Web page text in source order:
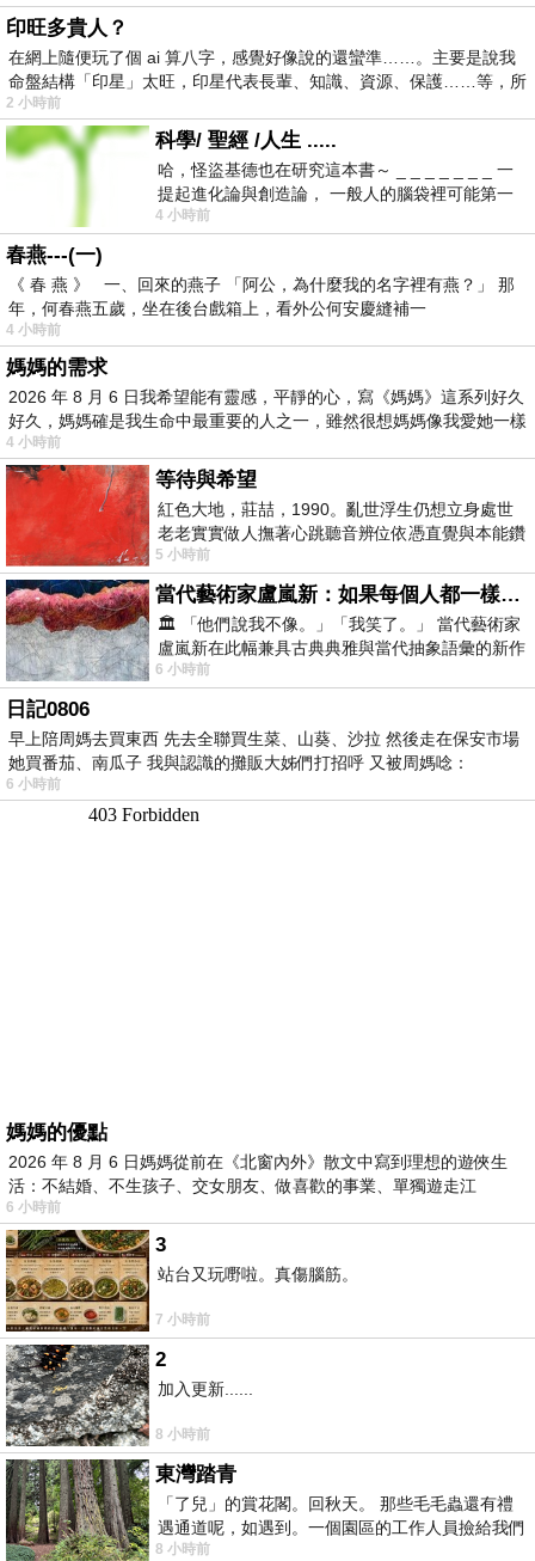
印旺多貴人？
在網上隨便玩了個 ai 算八字，感覺好像說的還蠻準……。主要是說我
命盤結構「印星」太旺，印星代表長輩、知識、資源、保護……等，所
2 小時前
科學/ 聖經 /人生 .....
哈，怪盜基德也在研究這本書～ _ _ _ _ _ _ _ 一
提起進化論與創造論， 一般人的腦袋裡可能第一
時間就有「 進化論很科
4 小時前
春燕---(一)
《 春 燕 》 一、回來的燕子 「阿公，為什麼我的名字裡有燕？」 那
年，何春燕五歲，坐在後台戲箱上，看外公何安慶縫補一
4 小時前
媽媽的需求
2026 年 8 月 6 日我希望能有靈感，平靜的心，寫《媽媽》這系列好久
好久，媽媽確是我生命中最重要的人之一，雖然很想媽媽像我愛她一樣
4 小時前
等待與希望
紅色大地，莊喆，1990。亂世浮生仍想立身處世
老老實實做人撫著心跳聽音辨位依憑直覺與本能鑽
向裂隙的亮處探索另一個心聲另一個共鳴的
5 小時前
當代藝術家盧嵐新：如果每個人都一樣，這世界該有多無聊？
🏛️ 「他們說我不像。」「我笑了。」 當代藝術家
盧嵐新在此幅兼具古典典雅與當代抽象語彙的新作
中，以沈靜的藍色空間為背景，描繪了
6 小時前
日記0806
早上陪周媽去買東西 先去全聯買生菜、山葵、沙拉 然後走在保安市場
她買番茄、南瓜子 我與認識的攤販大姊們打招呼 又被周媽唸：
6 小時前
媽媽的優點
2026 年 8 月 6 日媽媽從前在《北窗內外》散文中寫到理想的遊俠生
活：不結婚、不生孩子、交女朋友、做喜歡的事業、單獨遊走江
湖⋯⋯，
6 小時前
3
站台又玩嘢啦。真傷腦筋。
7 小時前
2
加入更新......
8 小時前
東灣踏青
「了兒」的賞花閣。回秋天。 那些毛毛蟲還有禮
遇通道呢，如遇到。一個園區的工作人員撿給我們
細賞。
8 小時前